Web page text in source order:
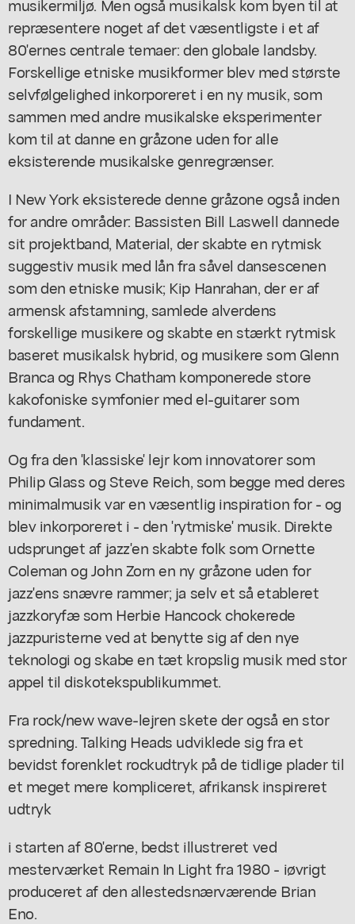
repræsentere noget af det væsentligste i et af
80'ernes centrale temaer: den globale landsby.
Forskellige etniske musikformer blev med største
selvfølgelighed inkorporeret i en ny musik, som
sammen med andre musikalske eksperimenter
kom til at danne en gråzone uden for alle
eksisterende musikalske genregrænser.
I New York eksisterede denne gråzone også inden
for andre områder: Bassisten Bill Laswell dannede
sit projektband, Material, der skabte en rytmisk
suggestiv musik med lån fra såvel dansescenen
som den etniske musik; Kip Hanrahan, der er af
armensk afstamning, samlede alverdens
forskellige musikere og skabte en stærkt rytmisk
baseret musikalsk hybrid, og musikere som Glenn
Branca og Rhys Chatham komponerede store
kakofoniske symfonier med el-guitarer som
fundament.
Og fra den 'klassiske' lejr kom innovatorer som
Philip Glass og Steve Reich, som begge med deres
minimalmusik var en væsentlig inspiration for - og
blev inkorporeret i - den 'rytmiske' musik. Direkte
udsprunget af jazz'en skabte folk som Ornette
Coleman og John Zorn en ny gråzone uden for
jazz'ens snævre rammer; ja selv et så etableret
jazzkoryfæ som Herbie Hancock chokerede
jazzpuristerne ved at benytte sig af den nye
teknologi og skabe en tæt kropslig musik med stor
appel til diskotekspublikummet.
Fra rock/new wave-lejren skete der også en stor
spredning. Talking Heads udviklede sig fra et
bevidst forenklet rockudtryk på de tidlige plader til
et meget mere kompliceret, afrikansk inspireret
udtryk
i starten af 80'erne, bedst illustreret ved
mesterværket Remain In Light fra 1980 - iøvrigt
produceret af den allestedsnærværende Brian
Eno.